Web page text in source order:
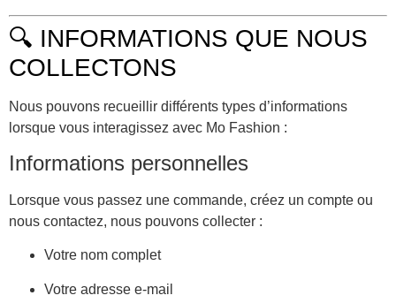
🔍 INFORMATIONS QUE NOUS
COLLECTONS
Nous pouvons recueillir différents types d’informations
lorsque vous interagissez avec Mo Fashion :
Informations personnelles
Lorsque vous passez une commande, créez un compte ou
nous contactez, nous pouvons collecter :
Votre nom complet
Votre adresse e-mail